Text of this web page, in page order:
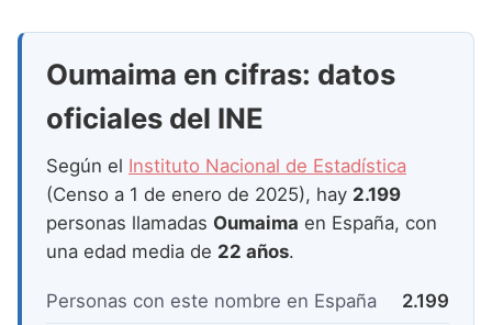
Nombres de Niña que empiezan por R
Nombres de Niña que empiezan por S
Nombres de Niña que empiezan por U
Nombres de Niña Rusos
Nombres de Niña Suecos
Nombres de Niña Murcianos
Nombres de Niña Navarros
Nombres de Niña Riojanos
Nombres de Niña Valencianos
Nombres de Niña Vascos
Oumaima en cifras: datos
oficiales del INE
Según el Instituto Nacional de Estadística
(Censo a 1 de enero de 2025), hay 2.199
personas llamadas Oumaima en España, con
una edad media de 22 años.
Personas con este nombre en España 2.199